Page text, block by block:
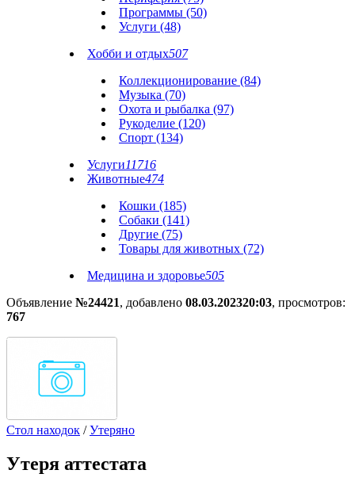
Программы (50)
Услуги (48)
Хобби и отдых507
Коллекционирование (84)
Музыка (70)
Охота и рыбалка (97)
Рукоделие (120)
Спорт (134)
Услуги11716
Животные474
Кошки (185)
Собаки (141)
Другие (75)
Товары для животных (72)
Медицина и здоровье505
Объявление №24421, добавлено 08.03.202320:03, просмотров:
767
Стол находок /Утеряно
Утеря аттестата